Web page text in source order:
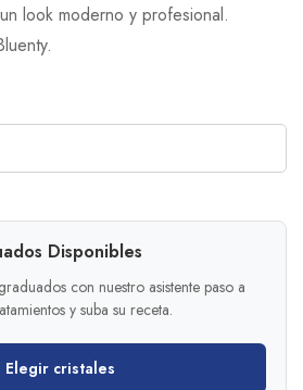
look moderno y profesional.
Disponibles
con nuestro asistente paso a
y suba su receta.
Elegir cristales